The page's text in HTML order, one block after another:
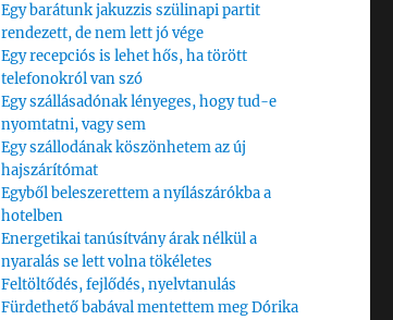
Egy barátunk jakuzzis szülinapi partit
rendezett, de nem lett jó vége
Egy recepciós is lehet hős, ha törött
telefonokról van szó
Egy szállásadónak lényeges, hogy tud-e
nyomtatni, vagy sem
Egy szállodának köszönhetem az új
hajszárítómat
Egyből beleszerettem a nyílászárókba a
hotelben
Energetikai tanúsítvány árak nélkül a
nyaralás se lett volna tökéletes
Feltöltődés, fejlődés, nyelvtanulás
Fürdethető babával mentettem meg Dórika